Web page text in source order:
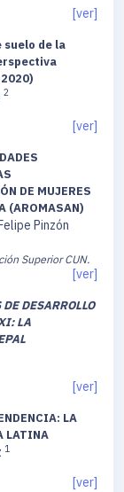
[ver]
suelo de la
2
[ver]
DE MUJERES
(AROMASAN)
Pinzón
Superior CUN.
[ver]
DESARROLLO
LA
[ver]
LA
LATINA
1
[ver]